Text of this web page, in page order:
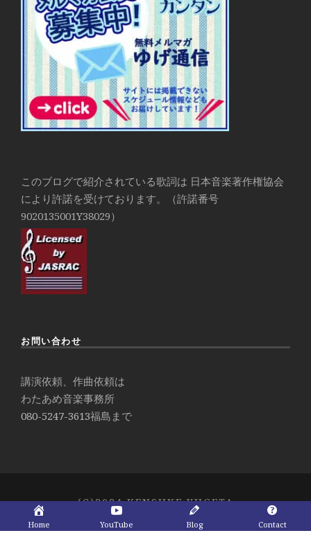
このブログで紹介されている歌詞は 日本音楽著作権協会
により許諾を受けております。（許諾番号
9020135001Y38029）
お問い合わせ
講演依頼、作曲依頼は
わたあめ音楽事務所
080-5247-3613福島まで
(C)2024 KENSUKE YUGETA
Home YouTube Blog Contact